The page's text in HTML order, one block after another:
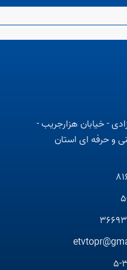
- خیابان هزارجریب -
و حرفه ای استان